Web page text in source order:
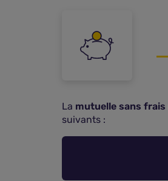
La mutuelle sans frais
suivants :